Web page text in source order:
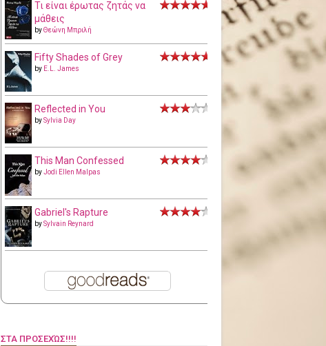
Τι είναι έρωτας ζητάς να
μάθεις
byΘεώνη Μπριλή
Fifty Shades of Grey
by E.L. James
Reflected in You
bySylvia Day
This Man Confessed
byJodi Ellen Malpas
Gabriel's Rapture
bySylvain Reynard
ΣΤΑ ΠΡΟΣΕΧΏΣ!!!!